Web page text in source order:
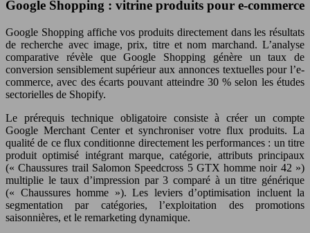
Google Shopping : vitrine produits pour e-commerce
Google Shopping affiche vos produits directement dans les résultats
de recherche avec image, prix, titre et nom marchand. L’analyse
comparative révèle que Google Shopping génère un taux de
conversion sensiblement supérieur aux annonces textuelles pour l’e-
commerce, avec des écarts pouvant atteindre 30 % selon les études
sectorielles de Shopify.
Le prérequis technique obligatoire consiste à créer un compte
Google Merchant Center et synchroniser votre flux produits. La
qualité de ce flux conditionne directement les performances : un titre
produit optimisé intégrant marque, catégorie, attributs principaux
(« Chaussures trail Salomon Speedcross 5 GTX homme noir 42 »)
multiplie le taux d’impression par 3 comparé à un titre générique
(« Chaussures homme »). Les leviers d’optimisation incluent la
segmentation par catégories, l’exploitation des promotions
saisonnières, et le remarketing dynamique.